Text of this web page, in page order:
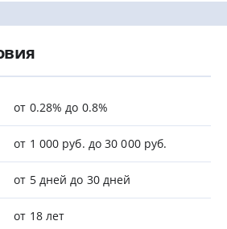
от 0.28% до 0.8%
от 1 000 руб. до 30 000 руб.
от 5 дней до 30 дней
от 18 лет